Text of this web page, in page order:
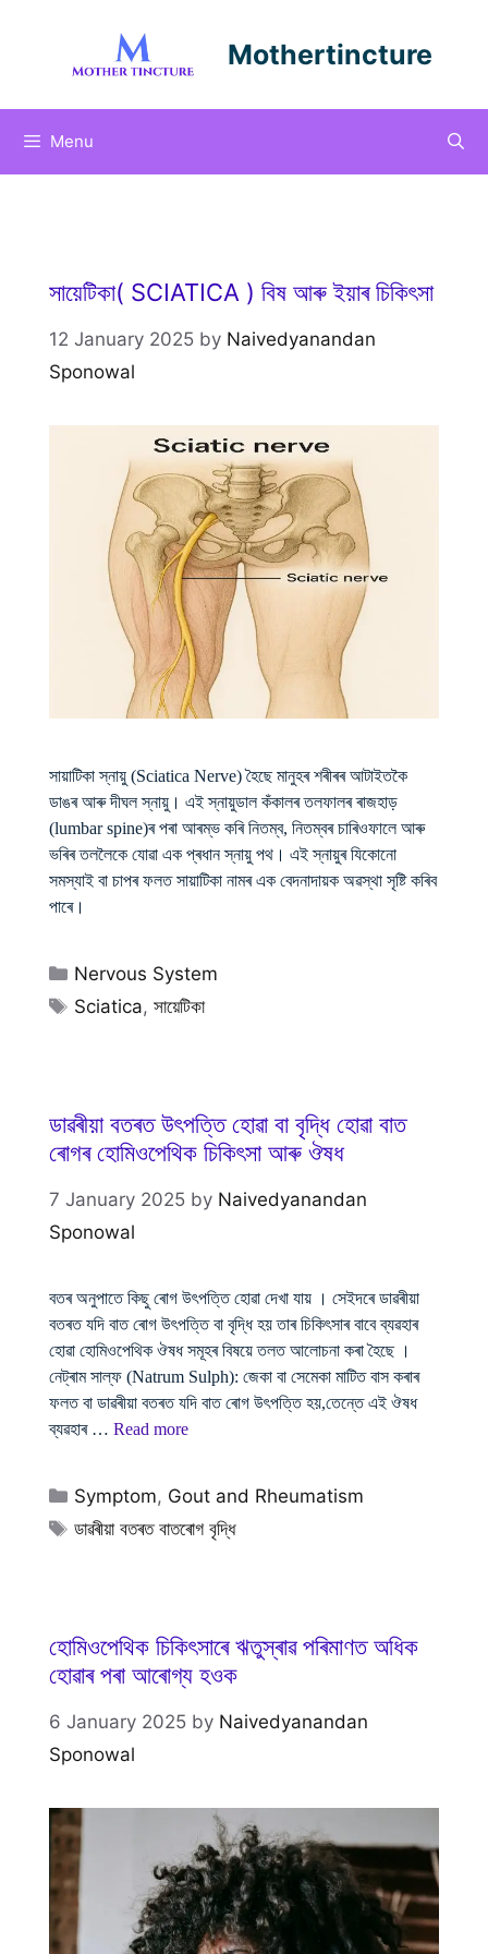
Mothertincture
Menu
সায়েটিকা( SCIATICA ) বিষ আৰু ইয়াৰ চিকিৎসা
12 January 2025 by Naivedyanandan
Sponowal
সায়াটিকা স্নায়ু (Sciatica Nerve) হৈছে মানুহৰ শৰীৰৰ আটাইতকৈ
ডাঙৰ আৰু দীঘল স্নায়ু। এই স্নায়ুডাল কঁকালৰ তলফালৰ ৰাজহাড়
(lumbar spine)ৰ পৰা আৰম্ভ কৰি নিতম্ব, নিতম্বৰ চাৰিওফালে আৰু
ভৰিৰ তললৈকে যোৱা এক প্ৰধান স্নায়ু পথ। এই স্নায়ুৰ যিকোনো
সমস্যাই বা চাপৰ ফলত সায়াটিকা নামৰ এক বেদনাদায়ক অৱস্থা সৃষ্টি কৰিব
পাৰে।
Categories
Nervous System
Tags
Sciatica,সায়েটিকা
ডাৱৰীয়া বতৰত উৎপত্তি হোৱা বা বৃদ্ধি হোৱা বাত
ৰোগৰ হোমিওপেথিক চিকিৎসা আৰু ঔষধ
7 January 2025 by Naivedyanandan
Sponowal
বতৰ অনুপাতে কিছু ৰোগ উৎপত্তি হোৱা দেখা যায় । সেইদৰে ডাৱৰীয়া
বতৰত যদি বাত ৰোগ উৎপত্তি বা বৃদ্ধি হয় তাৰ চিকিৎসাৰ বাবে ব্যৱহাৰ
হোৱা হোমিওপেথিক ঔষধ সমূহৰ বিষয়ে তলত আলোচনা কৰা হৈছে ।
নেট্ৰাম সাল্ফ (Natrum Sulph): জেকা বা সেমেকা মাটিত বাস কৰাৰ
ফলত বা ডাৱৰীয়া বতৰত যদি বাত ৰোগ উৎপত্তি হয়,তেন্তে এই ঔষধ
ব্যৱহাৰ … Read more
Categories
Symptom, Gout and Rheumatism
Tags
ডাৱৰীয়া বতৰত বাতৰোগ বৃদ্ধি
হোমিওপেথিক চিকিৎসাৰে ঋতুস্ৰাৱ পৰিমাণত অধিক
হোৱাৰ পৰা আৰোগ্য হওক
6 January 2025 by Naivedyanandan
Sponowal